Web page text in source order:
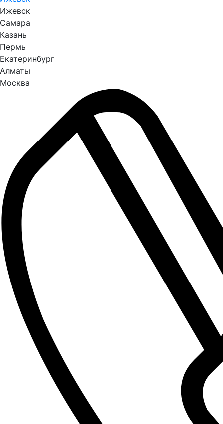
Ижевск
Самара
Казань
Пермь
Екатеринбург
Алматы
Москва